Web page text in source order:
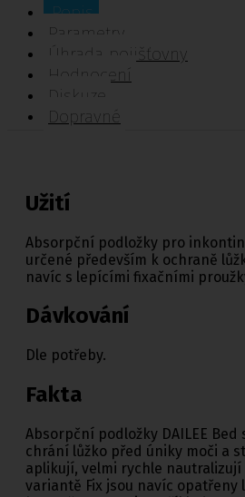
Popis
Parametry
Úhrada pojišťovny
Hodnocení
Diskuze
Dopravné
Užití
Absorpční podložky pro
určené především k ochraně
navíc s lepícími fixačními
Dávkování
Dle potřeby.
Fakta
Absorpční podložky DAILEE
chrání lůžko před úniky moči a
aplikují, velmi rychle nautralizují
variantě Fix jsou navíc